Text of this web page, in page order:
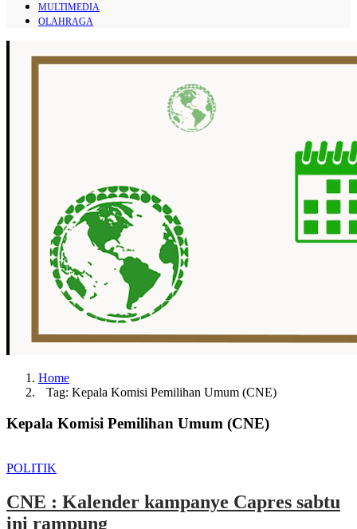
MULTIMEDIA
OLAHRAGA
Home
Tag: Kepala Komisi Pemilihan Umum (CNE)
Kepala Komisi Pemilihan Umum (CNE)
POLITIK
CNE : Kalender kampanye Capres sabtu
ini rampung